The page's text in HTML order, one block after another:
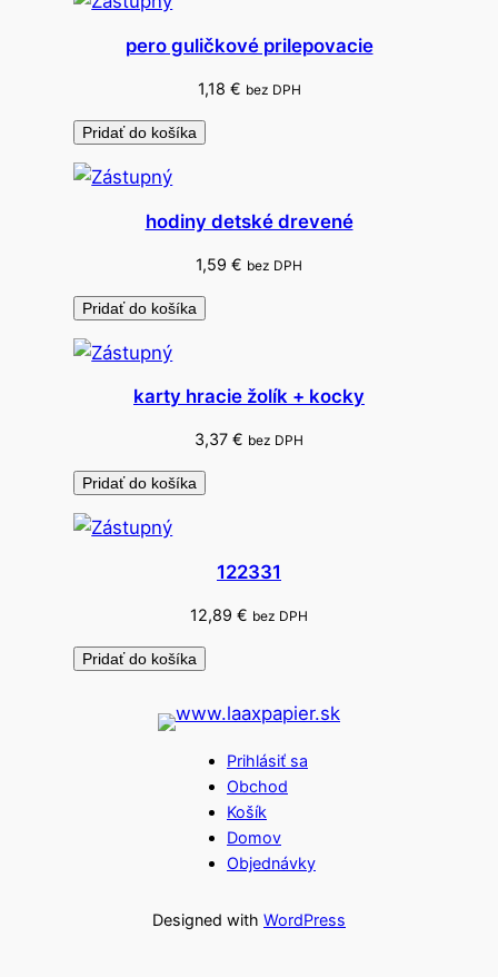
a
o
t
e
i
a
d
8
0
k
pero guličkové prilepovacie
1,18 € bez DPH
Pridať do košíka
hodiny detské drevené
1,59 € bez DPH
Pridať do košíka
karty hracie žolík + kocky
3,37 € bez DPH
Pridať do košíka
122331
12,89 € bez DPH
Pridať do košíka
Prihlásiť sa
Obchod
Košík
Domov
Objednávky
Designed with WordPress